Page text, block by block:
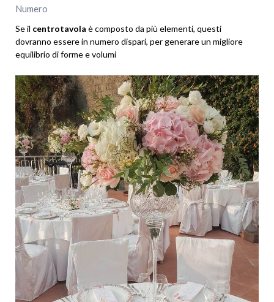
Numero
Se il centrotavola è composto da più elementi, questi
dovranno essere in numero dispari, per generare un migliore
equilibrio di forme e volumi